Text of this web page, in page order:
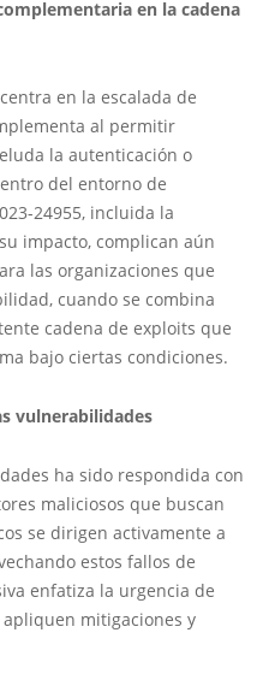
en la cadena
en la escalada de
al permitir
la autenticación o
del entorno de
24955, incluida la
impacto, complican aún
las organizaciones que
cuando se combina
cadena de exploits que
bajo ciertas condiciones.
vulnerabilidades
ha sido respondida con
maliciosos que buscan
se dirigen activamente a
estos fallos de
enfatiza la urgencia de
mitigaciones y